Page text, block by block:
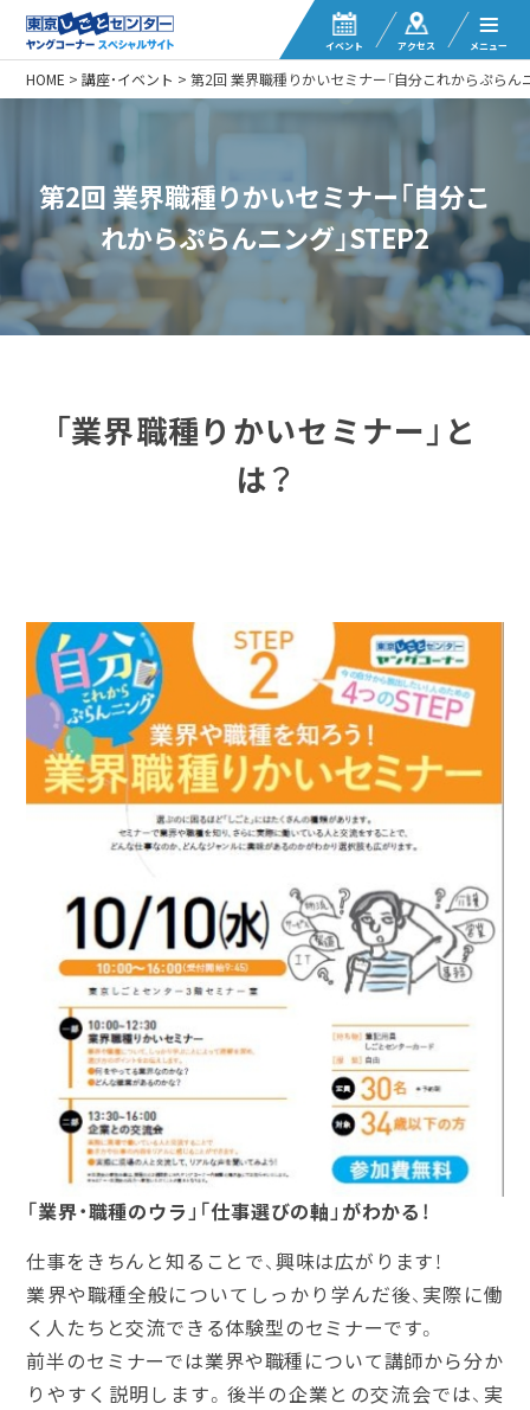
イベント アクセス メニュー
HOME >講座・イベント >第2回 業界職種りかいセミナー「自分これからぷらん
第2回 業界職種りかいセミナー「自分こ
れからぷらんニング」STEP2
「業界職種りかいセミナー」と
は？
「業界・職種のウラ」「仕事選びの軸」がわかる！
仕事をきちんと知ることで、興味は広がります！
業界や職種全般についてしっかり学んだ後、実際に働
く人たちと交流できる体験型のセミナーです。
前半のセミナーでは業界や職種について講師から分か
りやすく説明します。後半の企業との交流会では、実